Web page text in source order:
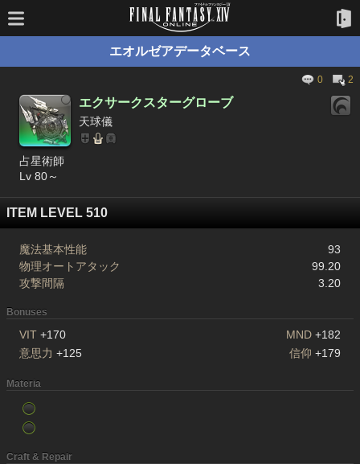
エオルゼアデータベース
0 2
エクサークスターグローブ
天球儀
占星術師
Lv 80～
ITEM LEVEL 510
魔法基本性能
93
物理オートアタック
99.20
攻撃間隔
3.20
Bonuses
VIT +170 MND +182
意思力 +125 信仰 +179
Materia
Craft & Repair